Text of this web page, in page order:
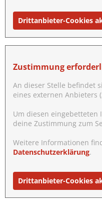
Drittanbieter-Cookies
Zustimmung
An dieser Stelle befindet
eines externen Anbieters
Um diesen
deine Zustimmung zum
Weitere Informationen
Datenschutzerklärung.
Drittanbieter-Cookies